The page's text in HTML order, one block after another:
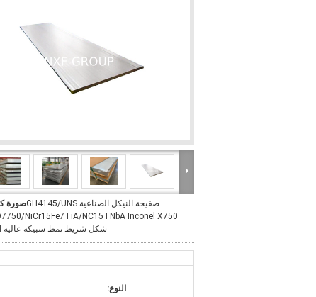
صورةصفيحة النيكل الصناعية GH4145/UNS
شكل شريط نمط سبيكة عالية
النوع: